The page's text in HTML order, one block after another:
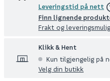
Leveringstid på nett
Finn lignende
Frakt og
Klikk & Hent
Kun tilgjengelig på
Velg din butikk